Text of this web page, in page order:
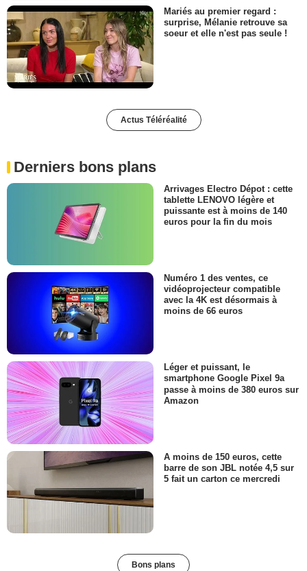
Mariés au premier regard :
surprise, Mélanie retrouve sa
soeur et elle n'est pas seule !
Actus Téléréalité
Derniers bons plans
Arrivages Electro Dépot : cette
tablette LENOVO légère et
puissante est à moins de 140
euros pour la fin du mois
Numéro 1 des ventes, ce
vidéoprojecteur compatible
avec la 4K est désormais à
moins de 66 euros
Léger et puissant, le
smartphone Google Pixel 9a
passe à moins de 380 euros sur
Amazon
A moins de 150 euros, cette
barre de son JBL notée 4,5 sur
5 fait un carton ce mercredi
Bons plans